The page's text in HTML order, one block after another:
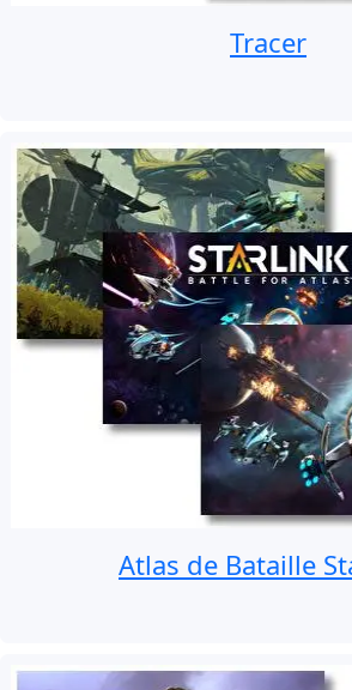
Tracer
Atlas de Bataille